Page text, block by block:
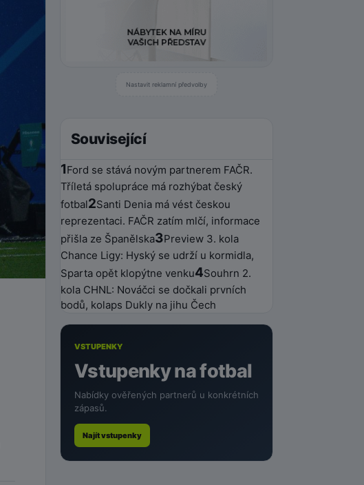
Nastavit reklamní předvolby
Související
1Ford se stává novým partnerem FAČR.
Tříletá spolupráce má rozhýbat český
fotbal2Santi Denia má vést českou
reprezentaci. FAČR zatím mlčí, informace
přišla ze Španělska3Preview 3. kola
Chance Ligy: Hyský se udrží u kormidla,
Sparta opět klopýtne venku4Souhrn 2.
kola CHNL: Nováčci se dočkali prvních
bodů, kolaps Dukly na jihu Čech
VSTUPENKY
Vstupenky na fotbal
Nabídky ověřených partnerů u konkrétních
zápasů.
Najít vstupenky